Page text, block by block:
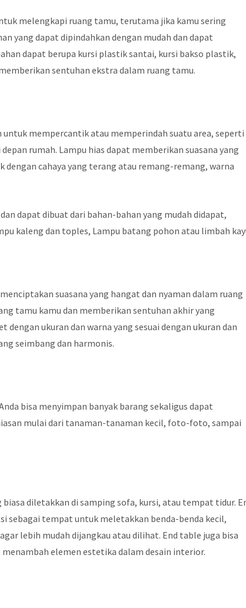
melengkapi ruang tamu, terutama jika kamu sering
yang dapat dipindahkan dengan mudah dan dapat
dapat berupa kursi plastik santai, kursi bakso plastik,
sentuhan ekstra dalam ruang tamu.
untuk mempercantik atau memperindah suatu area, seperti
rumah. Lampu hias dapat memberikan suasana yang
dengan cahaya yang terang atau remang-remang, warna
dapat dibuat dari bahan-bahan yang mudah didapat,
kaleng dan toples, Lampu batang pohon atau limbah
suasana yang hangat dan nyaman dalam ruang
tamu kamu dan memberikan sentuhan akhir yang
ukuran dan warna yang sesuai dengan ukuran dan
seimbang dan harmonis.
bisa menyimpan banyak barang sekaligus dapat
mulai dari tanaman-tanaman kecil, foto-foto, sampai
diletakkan di samping sofa, kursi, atau tempat tidur.
sebagai tempat untuk meletakkan benda-benda kecil,
lebih mudah dijangkau atau dilihat. End table juga bisa
elemen estetika dalam desain interior.